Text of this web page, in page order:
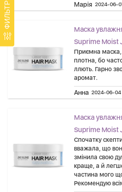
ФИЛЬТР Марія 2024-06-
Маска
Suprime Moist
Приємна маска,
плотна, бо
ллють. Гарно
аромат.
Анна 2024-06-04
Маска
Suprime Moist
Спочатку
вважала, що
змінила свою
краще, а й
частина мого
Рекомендую